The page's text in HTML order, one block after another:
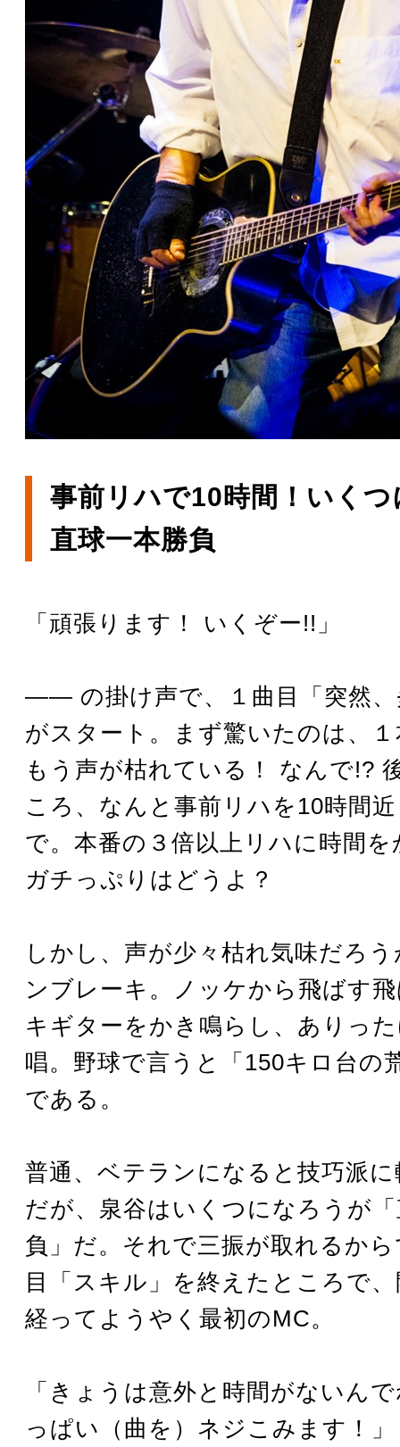
事前リハで10時間！いく
直球一本勝負
「頑張ります！ いくぞー!!」
―― の掛け声で、１曲目「突然、
がスタート。まず驚いたのは、
もう声が枯れている！ なんで!?
ころ、なんと事前リハを10時間
で。本番の３倍以上リハに時間
ガチっぷりはどうよ？
しかし、声が少々枯れ気味だろ
ンブレーキ。ノッケから飛ばす
キギターをかき鳴らし、ありっ
唱。野球で言うと「150キロ台の
である。
普通、ベテランになると技巧派
だが、泉谷はいくつになろうが
負」だ。それで三振が取れるか
目「スキル」を終えたところで
経ってようやく最初のMC。
「きょうは意外と時間がないん
っぱい（曲を）ネジこみます！」